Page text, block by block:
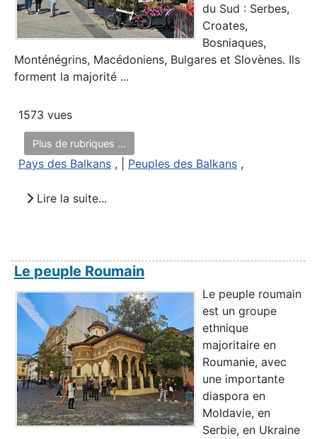
du Sud : Serbes,
Croates,
Bosniaques,
Monténégrins, Macédoniens, Bulgares et Slovènes. Ils
forment la majorité ...
1573 vues
Plus de rubriques ...
Pays des Balkans , | Peuples des Balkans ,
Lire la suite...
Le peuple Roumain
Le peuple roumain
est un groupe
ethnique
majoritaire en
Roumanie, avec
une importante
diaspora en
Moldavie, en
Serbie, en Ukraine